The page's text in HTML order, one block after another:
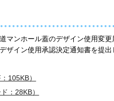
マンホール蓋のデザイン使用変更
ザイン使用承認決定通知書を提出
105KB）
：28KB）